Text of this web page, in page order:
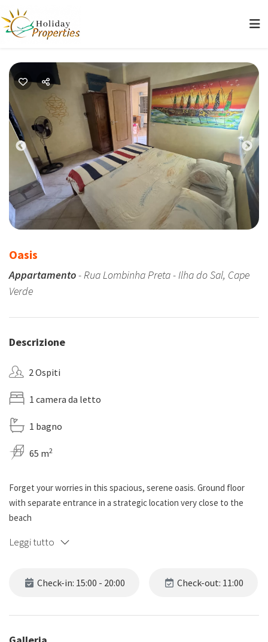
Previous
Oasis
Appartamento- Rua Lombinha Preta - Ilha do Sal, Cape
Verde
Descrizione
2 Ospiti
1 camera da letto
1 bagno
65 m2
Forget your worries in this spacious, serene oasis. Ground floor
with separate entrance in a strategic location very close to the
beach
Leggi tutto
Check-in: 15:00 - 20:00 Check-out: 11:00